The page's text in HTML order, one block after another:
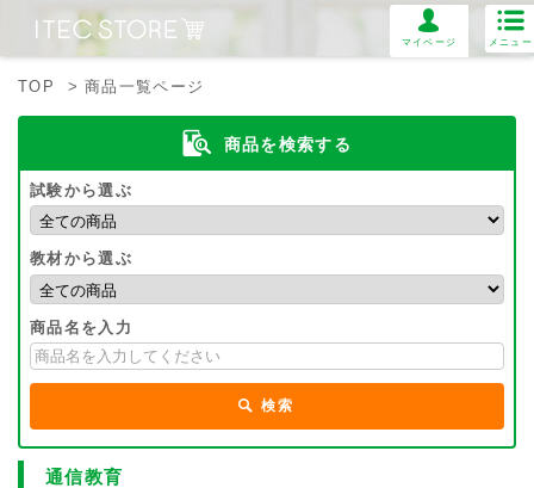
マイページ メニュー
TOP > 商品一覧ページ
商品を検索する
試験から選ぶ
教材から選ぶ
商品名を入力
検索
通信教育